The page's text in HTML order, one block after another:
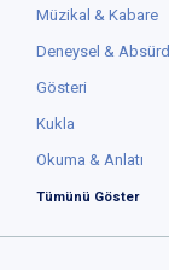
Müzikal & Kabare
Deneysel & Absürd
Gösteri
Kukla
Okuma & Anlatı
Tümünü Göster